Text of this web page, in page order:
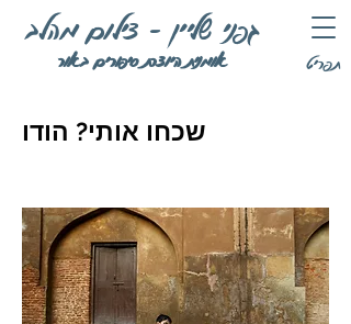
אומנית היוצרת סיפורים באור
גפני שליין - צילום מהלב
תפריט
שכחו אותי? הודו